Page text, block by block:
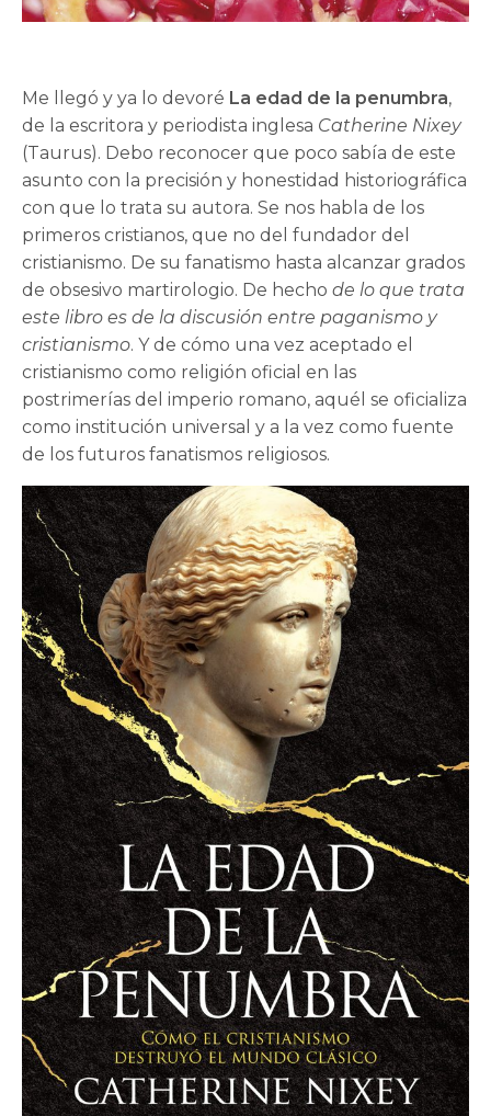
Me llegó y ya lo devoré La edad de la penumbra,
de la escritora y periodista inglesa Catherine Nixey
(Taurus). Debo reconocer que poco sabía de este
asunto con la precisión y honestidad historiográfica
con que lo trata su autora. Se nos habla de los
primeros cristianos, que no del fundador del
cristianismo. De su fanatismo hasta alcanzar grados
de obsesivo martirologio. De hechode lo que trata
este libro es de la discusión entre paganismo y
cristianismo. Y de cómo una vez aceptado el
cristianismo como religión oficial en las
postrimerías del imperio romano, aquél se oficializa
como institución universal y a la vez como fuente
de los futuros fanatismos religiosos.